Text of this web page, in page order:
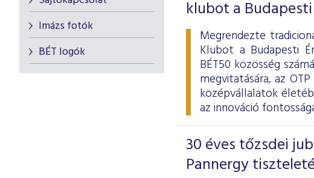
Imázs fotók
BÉT logók
klubot a
Megrendezte
Klubot a Budapesti
BÉT50 közösség
megvitatására, az
középvállalatok
az innováció
30 éves tőzsdei
Pannergy